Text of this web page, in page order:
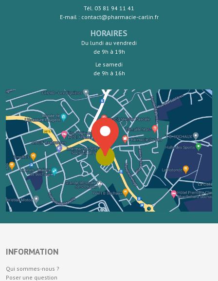
Tél. 03 81 94 11 41
E-mail : contact@pharmacie-carlin.fr
HORAIRES
Du lundi au vendredi
de 9h à 19h
Le samedi
de 9h à 16h
INFORMATION
Qui sommes-nous ?
Poser une question